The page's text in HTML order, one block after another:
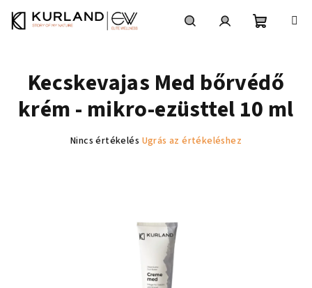
Kecskevajas Med bőrvédő
krém - mikro-ezüsttel 10 ml
A
Nincs értékelés Ugrás az értékeléshez